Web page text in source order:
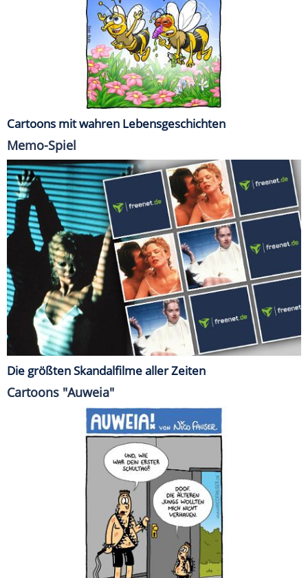
Cartoons mit wahren Lebensgeschichten
Memo-Spiel
Die größten Skandalfilme aller Zeiten
Cartoons "Auweia"